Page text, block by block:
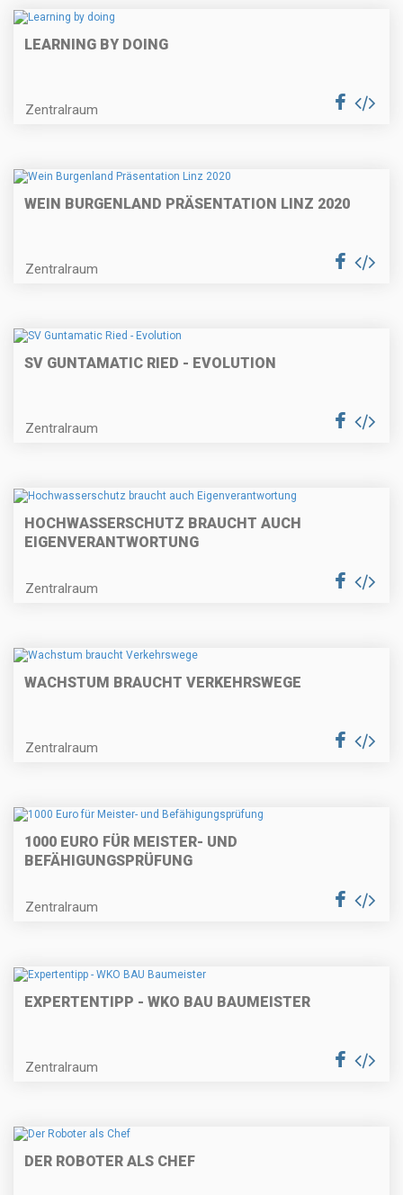
LEARNING BY DOING
Zentralraum
WEIN BURGENLAND PRÄSENTATION LINZ 2020
Zentralraum
SV GUNTAMATIC RIED - EVOLUTION
Zentralraum
HOCHWASSERSCHUTZ BRAUCHT AUCH
EIGENVERANTWORTUNG
Zentralraum
WACHSTUM BRAUCHT VERKEHRSWEGE
Zentralraum
1000 EURO FÜR MEISTER- UND
BEFÄHIGUNGSPRÜFUNG
Zentralraum
EXPERTENTIPP - WKO BAU BAUMEISTER
Zentralraum
DER ROBOTER ALS CHEF